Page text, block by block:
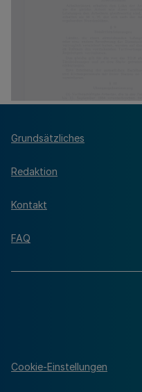
Grundsätzliches
Redaktion
Kontakt
FAQ
Cookie-Einstellungen